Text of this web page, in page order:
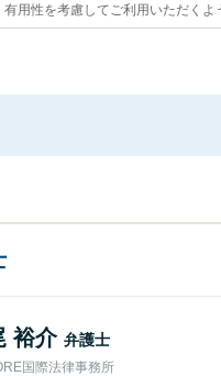
用性を考慮してご利用いただくよ
裕介 弁護士
国際法律事務所